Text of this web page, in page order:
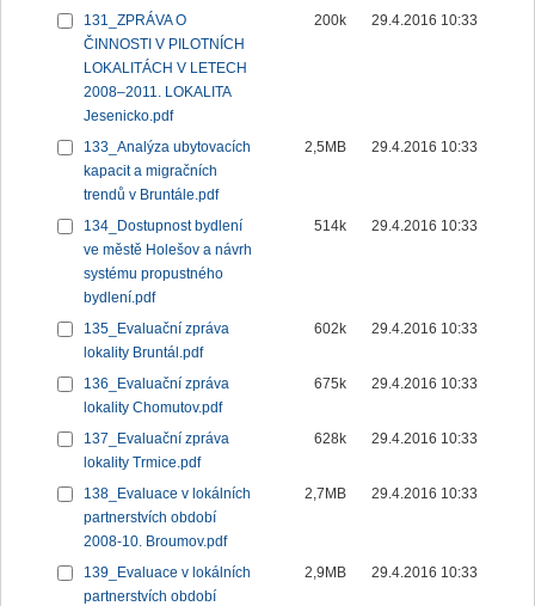
131_ZPRÁVA O
ČINNOSTI V PILOTNÍCH
LOKALITÁCH V LETECH
2008–2011. LOKALITA
Jesenicko.pdf
200k 29.4.2016 10:33
133_Analýza ubytovacích
kapacit a migračních
trendů v Bruntále.pdf
2,5MB 29.4.2016 10:33
134_Dostupnost bydlení
ve městě Holešov a návrh
systému propustného
bydlení.pdf
514k 29.4.2016 10:33
135_Evaluační zpráva
lokality Bruntál.pdf
602k 29.4.2016 10:33
136_Evaluační zpráva
lokality Chomutov.pdf
675k 29.4.2016 10:33
137_Evaluační zpráva
lokality Trmice.pdf
628k 29.4.2016 10:33
138_Evaluace v lokálních
partnerstvích období
2008-10. Broumov.pdf
2,7MB 29.4.2016 10:33
139_Evaluace v lokálních
partnerstvích období
2,9MB 29.4.2016 10:33